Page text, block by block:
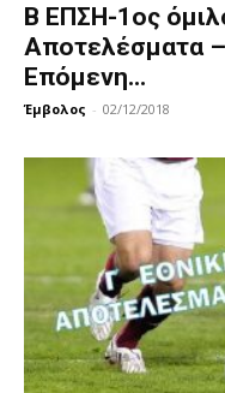
Β ΕΠΣΗ-1ος
Αποτελέσματα
Επόμενη...
Έμβολος - 02/12/2018